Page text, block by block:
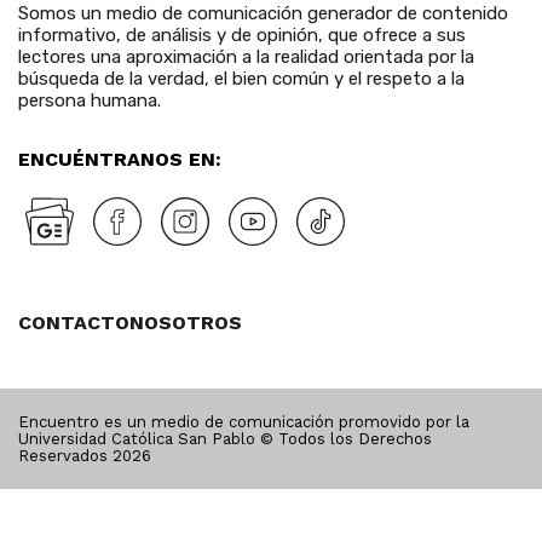
Somos un medio de comunicación generador de contenido
informativo, de análisis y de opinión, que ofrece a sus
lectores una aproximación a la realidad orientada por la
búsqueda de la verdad, el bien común y el respeto a la
persona humana.
ENCUÉNTRANOS EN:
CONTACTONOSOTROS
Encuentro es un medio de comunicación promovido por la
Universidad Católica San Pablo © Todos los Derechos
Reservados 2026